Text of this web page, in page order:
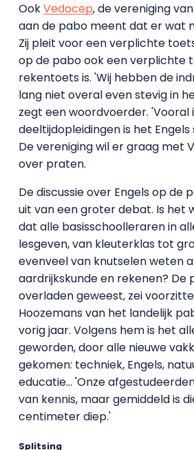
OokVedocep, de vereniging
aan de pabo meent dat er wat
Zij pleit voor een verplichte
op de pabo ook een verplichte
rekentoets is. 'Wij hebben de
lang niet overal even stevig in
zegt een woordvoerder. 'Vooral
deeltijdopleidingen is het
De vereniging wil er graag met
over praten.
De discussie over Engels op de
uit van een groter debat. Is het
dat alle basisschoolleraren in
lesgeven, van kleuterklas tot
evenveel van knutselen weten
aardrijkskunde en rekenen? De
overladen geweest, zei
Hoozemans van het landelijk
vorig jaar. Volgens hem is het
geworden, door alle nieuwe
gekomen: techniek, Engels,
educatie… 'Onze
van kennis, maar gemiddeld is
centimeter diep.'
Splitsing